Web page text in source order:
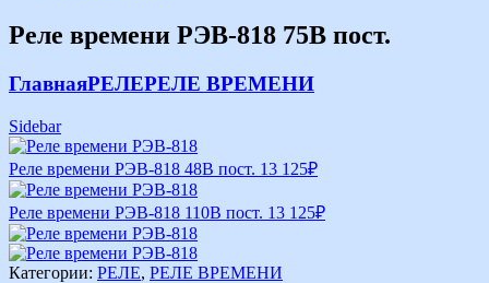
Реле времени РЭВ-818 75В пост.
ГлавнаяРЕЛЕРЕЛЕ ВРЕМЕНИ
Sidebar
Реле времени РЭВ-818 48В пост. 13 125₽
Реле времени РЭВ-818 110В пост. 13 125₽
Категории: РЕЛЕ, РЕЛЕ ВРЕМЕНИ